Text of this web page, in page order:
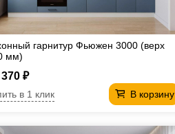
гарнитур Фьюжен 3000 (верх
мм)
₽
В корзину
в 1 клик